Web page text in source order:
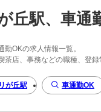
丘駅、車通
OKの求人情報一覧。
茶店、事務などの職種、登
が丘駅 車通勤OK